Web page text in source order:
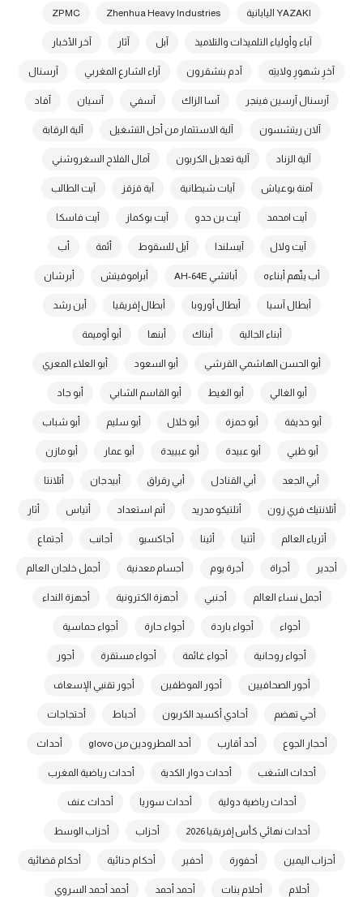
YAZAKI اليابانية Zhenhua Heavy Industries
ZPMC
آباء وأولياء التلميذات والتلاميذ آبل آثار آخر الأخبار
آخرِ شهورِ ولايتِه آدم بنشقرون آراء الشارع المغربي آرسنال
آرسنال آرسين فينجر آسا الزاك آسفي آسيان آفاد
آلان ريتشسون آلية الاستثمار من أجل التشغيل آلية الرقابة
آلية الزناد آلية تعديل الكربون آمال الفلاح السغروشني
آمنة بوعياش آيات شيطانية آية قزقز آيت الطالب
آيت امحمد آيت بن حدو آيت بوكماز آيت فاسكا
آيت ولال آيسلندا آيل للسقوط أئمة أب
أب يتّهم أبناءه أباتشي AH-64E أبراموفيتش أبرشان
أبطال آسيا أبطال أوروبا أبطال إفريقيا أبن رشد
أبناء الجالية أبناك أبنها أبو أوميمة
أبو الحسن الهاشمي القرشي أبو السعود أبو العلاء المعري
أبو الغالي أبو الغيط أبو القاسم الشابي أبو جاد
أبو حذيفة أبو حمزة أبو خلال أبو سليم أبو شباب
أبو ظبي أبو عبيدة أبو عبييدة أبو عمار أبو مازن
أبي الجعد أبي القنادل أبي رقراق أبيدجان أتلانتا
أتلانتيك فري زون أتلتيكو مدريد أتم استعداد أتياس أثار
أثرياء العالم أثنيا أثينا أجاكسيو أجانب أجتماع
أجدير أجراة أجرة يوم أجسام معدنية أجمل خلجان العالم
أجمل نساء العالم أجنبي أجهزة الكترونية أجهزة النداء
أجواء أجواء باردة أجواء حارة أجواء حماسية
أجواء روحانية أجواء غائمة أجواء مستقرة أجور
أجور الصحافيين أجور الموظفين أجور تقنيي الإسعاف
أجي تهضم أحادي أكسيد الكربون أحباط أحتجاجات
أحجار الجوع أحد أقارب أحد المطرودين من glovo أحداث
أحداث الشغب أحداث دوار الكدية أحداث رياضية المغرب
أحداث رياضية دولية أحداث سوريا أحداث عنف
أحداث نهائي كأس إفريقيا 2026 أحزاب أحزاب الوسط
أحزاب اليمين أحفورة أحفير أحكام جنائية أحكام قضائية
أحلام أحلام بنات أحمد أحمد أحمد أحمد السروي